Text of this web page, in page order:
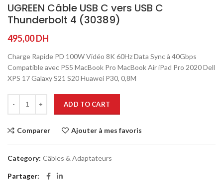
UGREEN Câble USB C vers USB C
Thunderbolt 4 (30389)
495,00DH
Charge Rapide PD 100W Vidéo 8K 60Hz Data Sync à 40Gbps
Compatible avec PS5 MacBook Pro MacBook Air iPad Pro 2020 Dell
XPS 17 Galaxy S21 S20 Huawei P30, 0,8M
ADD TO CART
Comparer Ajouter à mes favoris
Category: Câbles & Adaptateurs
Partager